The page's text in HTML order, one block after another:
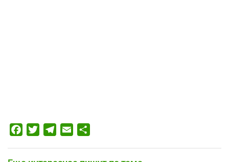
FacebookTwitterTelegram
Email